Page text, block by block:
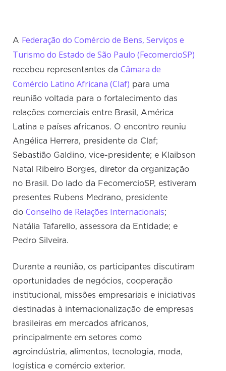
A Federação do Comércio de Bens, Serviços e
Turismo do Estado de São Paulo (FecomercioSP)
recebeu representantes daCâmara de
Comércio Latino Africana (Claf) para uma
reunião voltada para o fortalecimento das
relações comerciais entre Brasil, América
Latina e países africanos. O encontro reuniu
Angélica Herrera, presidente da Claf;
Sebastião Galdino, vice-presidente; e Klaibson
Natal Ribeiro Borges, diretor da organização
no Brasil. Do lado da FecomercioSP, estiveram
presentes Rubens Medrano, presidente
doConselho de Relações Internacionais;
Natália Tafarello, assessora da Entidade; e
Pedro Silveira.
Durante a reunião, os participantes discutiram
oportunidades de negócios, cooperação
institucional, missões empresariais e iniciativas
destinadas à internacionalização de empresas
brasileiras em mercados africanos,
principalmente em setores como
agroindústria, alimentos, tecnologia, moda,
logística e comércio exterior.